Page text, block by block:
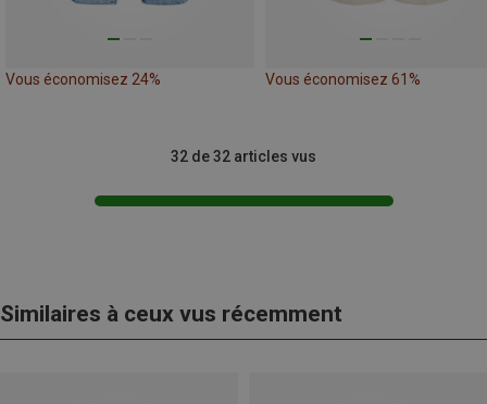
Vous économisez 24% Vous économisez 61%
32 de 32 articles vus
Similaires à ceux vus récemment